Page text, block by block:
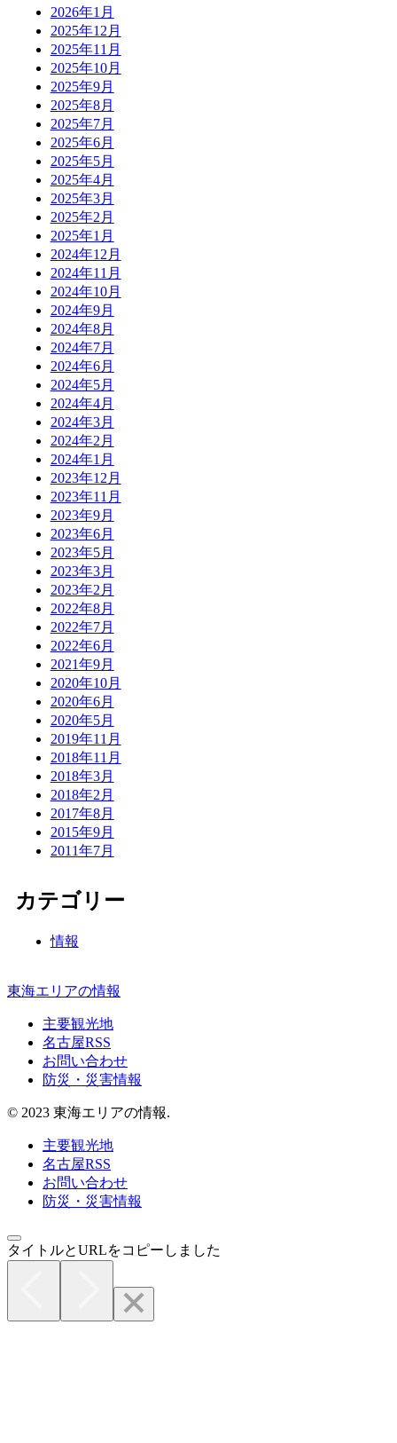
2026年1月
2025年12月
2025年11月
2025年10月
2025年9月
2025年8月
2025年7月
2025年6月
2025年5月
2025年4月
2025年3月
2025年2月
2025年1月
2024年12月
2024年11月
2024年10月
2024年9月
2024年8月
2024年7月
2024年6月
2024年5月
2024年4月
2024年3月
2024年2月
2024年1月
2023年12月
2023年11月
2023年9月
2023年6月
2023年5月
2023年3月
2023年2月
2022年8月
2022年7月
2022年6月
2021年9月
2020年10月
2020年6月
2020年5月
2019年11月
2018年11月
2018年3月
2018年2月
2017年8月
2015年9月
2011年7月
カテゴリー
情報
東海エリアの情報
主要観光地
名古屋RSS
お問い合わせ
防災・災害情報
© 2023 東海エリアの情報.
主要観光地
名古屋RSS
お問い合わせ
防災・災害情報
タイトルとURLをコピーしました